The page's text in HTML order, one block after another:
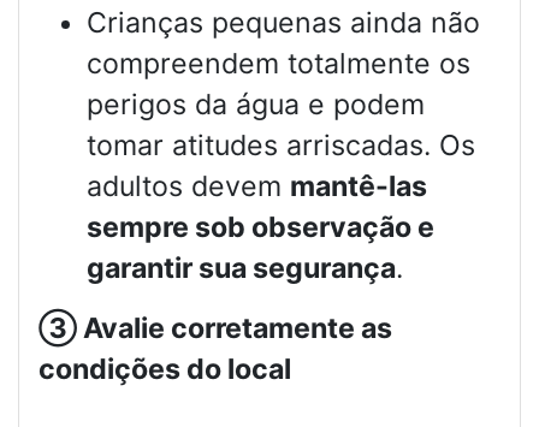
Crianças pequenas ainda não
compreendem totalmente os
perigos da água e podem
tomar atitudes arriscadas. Os
adultos devem mantê-las
sempre sob observação e
garantir sua segurança.
③Avalie corretamente as
condições do local